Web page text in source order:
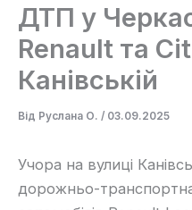
ДТП у
Renault та
Канівській
Від Руслана О. / 03.09.2025
Учора на вулиці
дорожньо-